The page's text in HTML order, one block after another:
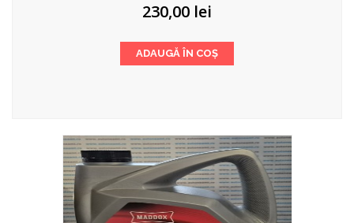
230,00 lei
ADAUGĂ ÎN COȘ